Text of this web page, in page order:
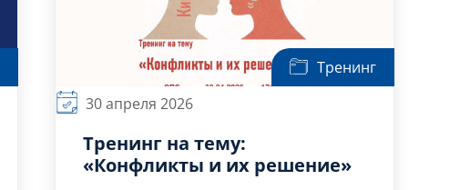
Тренинг
30 апреля 2026
Тренинг на тему:
«Конфликты и их решение»